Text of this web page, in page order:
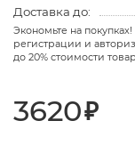
Доставка до:
Экономьте на
регистрации и
до 20% стоимости
3620₽